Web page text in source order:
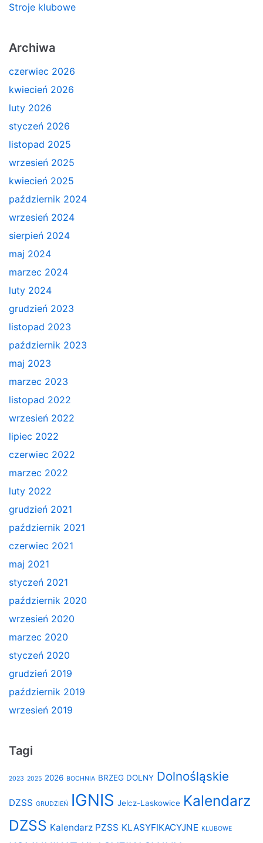
Stroje klubowe
Archiwa
czerwiec 2026
kwiecień 2026
luty 2026
styczeń 2026
listopad 2025
wrzesień 2025
kwiecień 2025
październik 2024
wrzesień 2024
sierpień 2024
maj 2024
marzec 2024
luty 2024
grudzień 2023
listopad 2023
październik 2023
maj 2023
marzec 2023
listopad 2022
wrzesień 2022
lipiec 2022
czerwiec 2022
marzec 2022
luty 2022
grudzień 2021
październik 2021
czerwiec 2021
maj 2021
styczeń 2021
październik 2020
wrzesień 2020
marzec 2020
styczeń 2020
grudzień 2019
październik 2019
wrzesień 2019
Tagi
2023 2025 2026 BOCHNIA BRZEG DOLNY Dolnośląskie
DZSS GRUDZIEŃ IGNIS Jelcz-Laskowice Kalendarz
DZSS Kalendarz PZSS KLASYFIKACYJNE KLUBOWE